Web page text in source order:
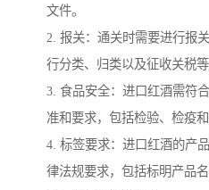
文件。
2. 报关：通关时需要进行报
行分类、归类以及征收关税等
3. 食品安全：进口红酒需符
准和要求，包括检验、检疫和
4. 标签要求：进口红酒的产
律法规要求，包括标明产品